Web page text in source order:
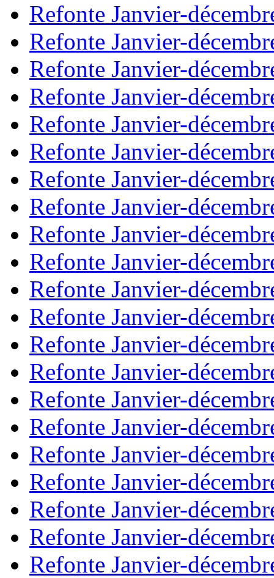
Refonte Janvier-
Refonte Janvier-
Refonte Janvier-
Refonte Janvier-
Refonte Janvier-
Refonte Janvier-
Refonte Janvier-
Refonte Janvier-
Refonte Janvier-
Refonte Janvier-
Refonte Janvier-
Refonte Janvier-
Refonte Janvier-
Refonte Janvier-
Refonte Janvier-
Refonte Janvier-
Refonte Janvier-
Refonte Janvier-
Refonte Janvier-
Refonte Janvier-
Refonte Janvier-